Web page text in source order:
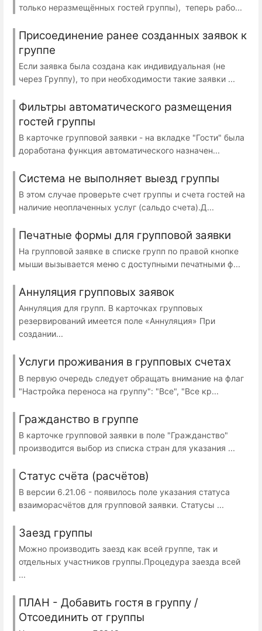
только неразмещённых гостей группы), теперь рабо...
Присоединение ранее созданных заявок к
группе
Если заявка была создана как индивидуальная (не
через Группу), то при необходимости такие заявки ...
Фильтры автоматического размещения
гостей группы
В карточке групповой заявки - на вкладке "Гости" была
доработана функция автоматического назначен...
Система не выполняет выезд группы
В этом случае проверьте счет группы и счета гостей на
наличие неоплаченных услуг (сальдо счета).Д...
Печатные формы для групповой заявки
На групповой заявке в списке групп по правой кнопке
мыши вызывается меню с доступными печатными ф...
Аннуляция групповых заявок
Аннуляция для групп. В карточках групповых
резервирований имеется поле «Аннуляция» При
создании...
Услуги проживания в групповых счетах
В первую очередь следует обращать внимание на флаг
"Настройка переноса на группу": "Все", "Все кр...
Гражданство в группе
В карточке групповой заявки в поле "Гражданство"
производится выбор из списка стран для указания ...
Статус счёта (расчётов)
В версии 6.21.06 - появилось поле указания статуса
взаиморасчётов для групповой заявки. Статусы ...
Заезд группы
Можно производить заезд как всей группе, так и
отдельных участников группы.Процедура заезда всей
...
ПЛАН - Добавить гостя в группу /
Отсоединить от группы